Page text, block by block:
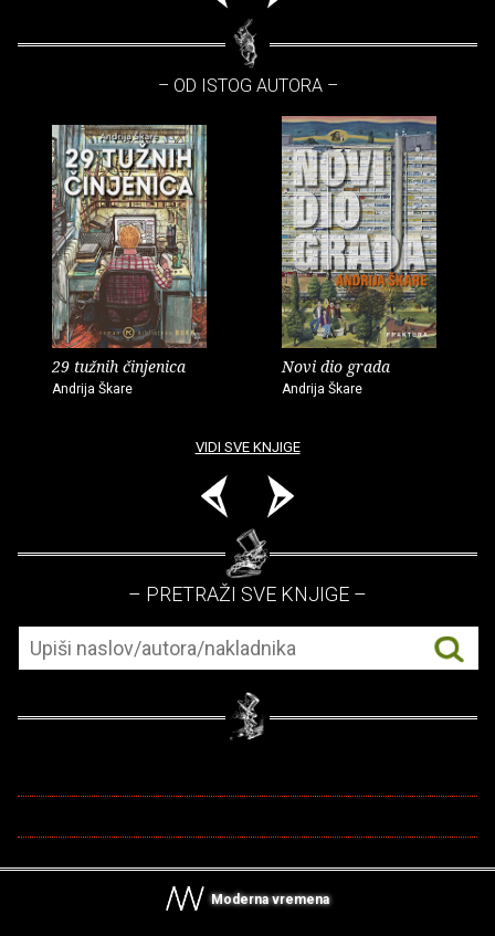
– OD ISTOG AUTORA –
29 tužnih činjenica
Andrija Škare
Novi dio grada
Andrija Škare
VIDI SVE KNJIGE
– PRETRAŽI SVE KNJIGE –
Moderna vremena